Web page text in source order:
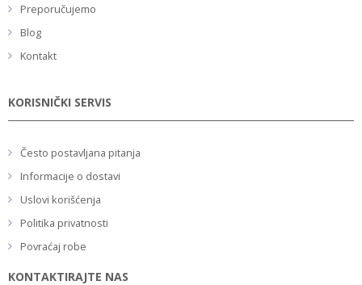
Preporučujemo
Blog
Kontakt
KORISNIČKI SERVIS
Često postavljana pitanja
Informacije o dostavi
Uslovi korišćenja
Politika privatnosti
Povraćaj robe
KONTAKTIRAJTE NAS